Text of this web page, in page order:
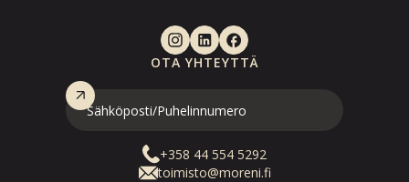
OTA YHTEYTTÄ
+358 44 554 5292
toimisto@moreni.fi